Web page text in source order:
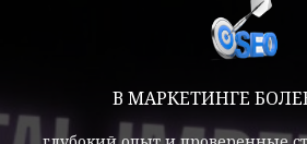
В МАРКЕТИНГЕ
глубокий опыт и проверенные